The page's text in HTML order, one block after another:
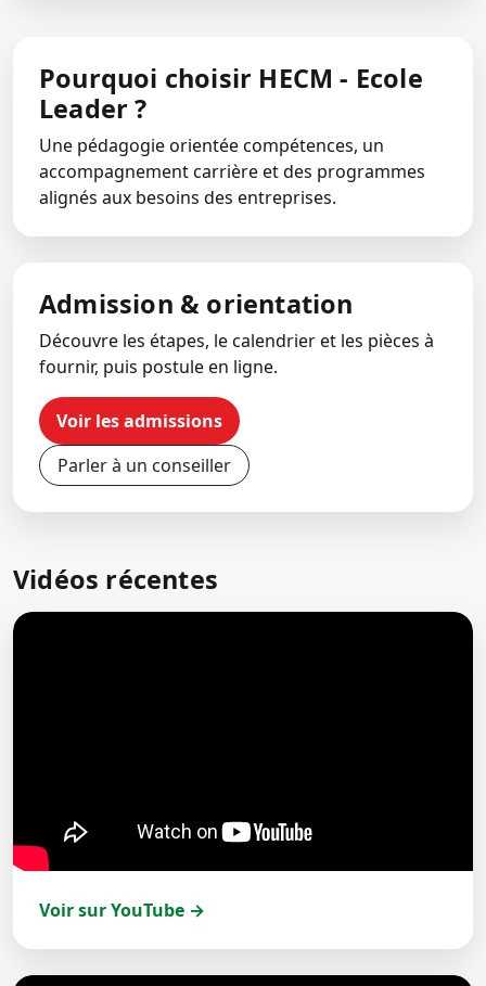
Pourquoi choisir HECM - Ecole
Leader ?
Une pédagogie orientée compétences, un
accompagnement carrière et des programmes
alignés aux besoins des entreprises.
Admission & orientation
Découvre les étapes, le calendrier et les pièces à
fournir, puis postule en ligne.
Voir les admissions
Parler à un conseiller
Vidéos récentes
Voir sur YouTube →